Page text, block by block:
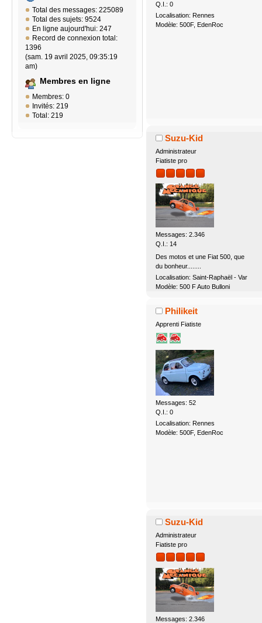
Total des messages: 225089
Total des sujets: 9524
En ligne aujourd'hui: 247
Record de connexion total:
1396
(sam. 19 avril 2025, 09:35:19
am)
Membres en ligne
Membres: 0
Invités: 219
Total: 219
Q.I.: 0
Localisation: Rennes
Modèle: 500F, EdenRoc
Suzu-Kid
Administrateur
Fiatiste pro
Messages: 2.346
Q.I.: 14
Des motos et une Fiat 500, que
du bonheur........
Localisation: Saint-Raphaël - Var
Modèle: 500 F Auto Bulloni
Philikeit
Apprenti Fiatiste
Messages: 52
Q.I.: 0
Localisation: Rennes
Modèle: 500F, EdenRoc
Suzu-Kid
Administrateur
Fiatiste pro
Messages: 2.346